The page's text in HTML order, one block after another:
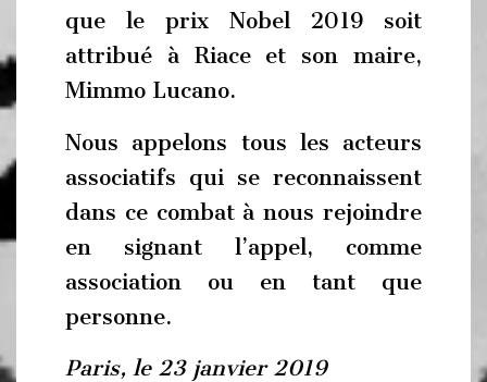
que le prix Nobel 2019 soit
attribué à Riace et son maire,
Mimmo Lucano.
Nous appelons tous les acteurs
associatifs qui se reconnaissent
dans ce combat à nous rejoindre
en signant l’appel, comme
association ou en tant que
personne.
Paris, le 23 janvier 2019